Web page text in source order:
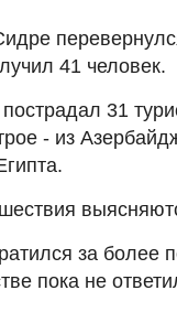
41 человек.
31
- из
за более
пока не